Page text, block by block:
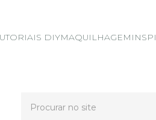
DIYMAQUILHAGEM